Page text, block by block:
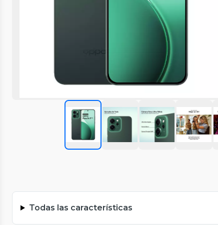
Todas las características